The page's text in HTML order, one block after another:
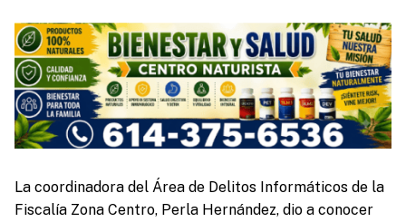
La coordinadora del Área de Delitos Informáticos de la
Fiscalía Zona Centro, Perla Hernández, dio a conocer